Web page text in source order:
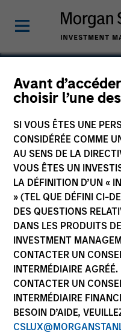
Avant
choisir l’une
SI VOUS ÊTES UNE
CONSIDÉRÉE COMME
AU SENS DE LA
VOUS ÊTES UN
LA DÉFINITION D’UN «
» (TEL QUE DÉFINI CI-
DES QUESTIONS
DANS LES PRODUITS
INVESTMENT
CONTACTER UN
INTERMÉDIAIRE
CONTACTER UN
INTERMÉDIAIRE
BESOIN D’AIDE,
Edward
Executive